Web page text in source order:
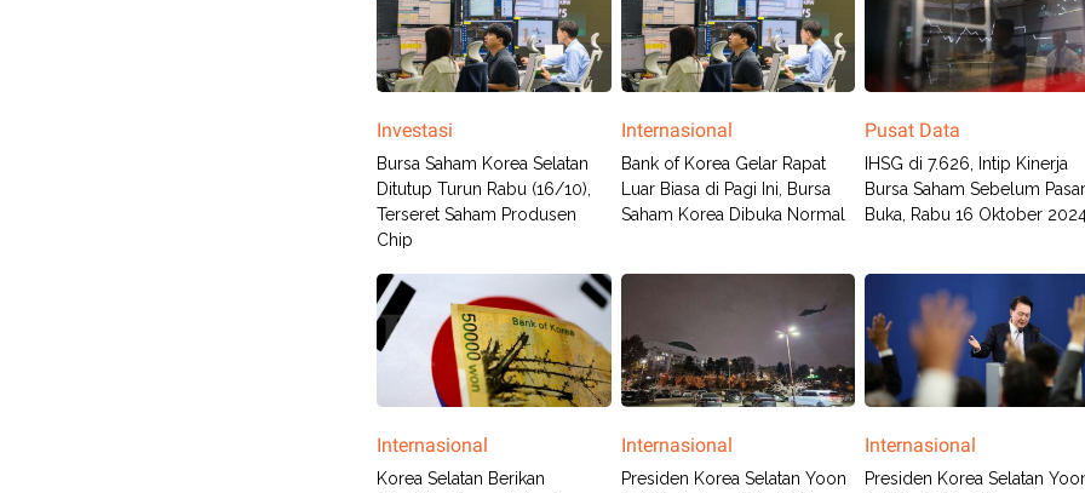
Investasi
Bursa Saham Korea Selatan
Ditutup Turun Rabu (16/10),
Terseret Saham Produsen
Chip
Internasional
Bank of Korea Gelar Rapat
Luar Biasa di Pagi Ini, Bursa
Saham Korea Dibuka Normal
Pusat Data
IHSG di 7.626, Intip Kinerja
Bursa Saham Sebelum Pasar
Buka, Rabu 16 Oktober
Internasional
Korea Selatan Berikan
Internasional
Presiden Korea Selatan Yoon
Internasional
Presiden Korea Selatan